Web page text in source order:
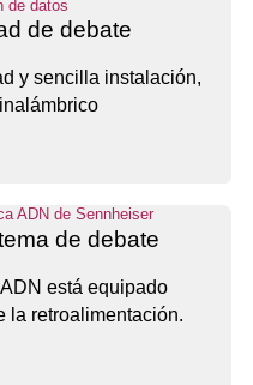
de debate
y sencilla instalación,
de debate
está equipado
la retroalimentación.